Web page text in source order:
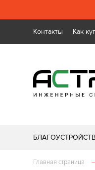
Контакты Как
Главная страница –